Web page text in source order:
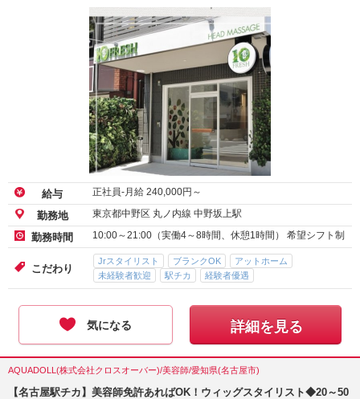
給与 正社員-月給 240,000円～
勤務地 東京都中野区 丸ノ内線 中野坂上駅
勤務時間 10:00～21:00（実働4～8時間、休憩1時間） 希望シフト制
こだわり
Jrスタイリスト ブランクOK
アットホーム
未経験者歓迎
駅チカ 経験者優遇
気になる 詳細を見る
AQUADOLL(株式会社クロスオーバー)/美容師/愛知県(名古屋市)
【名古屋駅チカ】美容師免許あればOK！ウィッグスタイリスト◆20～50